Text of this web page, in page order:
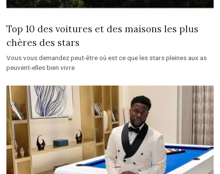
Top 10 des voitures et des maisons les plus
chères des stars
Vous vous demandez peut-être où est ce que les stars pleines aux as
peuvent-elles bien vivre